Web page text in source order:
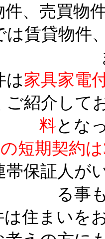
件、売買物
は賃貸物件
は家具家電
ご紹介して
料とな
短期契約
帯保証人が
る事
は住まいを